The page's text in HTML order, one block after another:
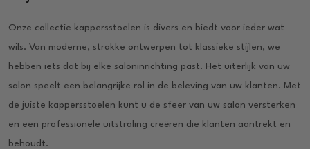
Onze collectie kappersstoelen is divers en biedt voor ieder wat
wils. Van moderne, strakke ontwerpen tot klassieke stijlen, we
hebben iets dat bij elke saloninrichting past. Het uiterlijk van uw
salon speelt een belangrijke rol in de beleving van uw klanten. Met
de juiste kappersstoelen kunt u de sfeer van uw salon versterken
en een professionele uitstraling creëren die klanten aantrekt en
behoudt.